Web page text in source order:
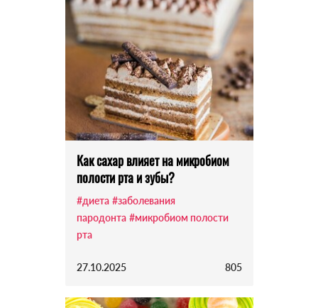
Как сахар влияет на микробиом
полости рта и зубы?
#диета #заболевания
пародонта #микробиом полости
рта
27.10.2025 805